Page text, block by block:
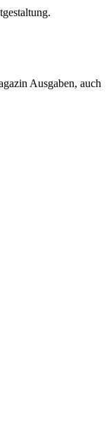
Ausgaben, auch